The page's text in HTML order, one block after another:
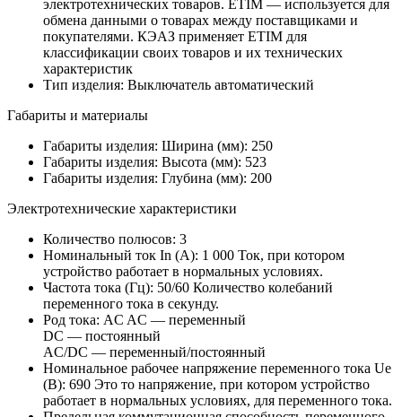
электротехнических товаров. ETIM — используется для
обмена данными о товарах между поставщиками и
покупателями. КЭАЗ применяет ETIM для
классификации своих товаров и их технических
характеристик
Тип изделия: Выключатель автоматический
Габариты и материалы
Габариты изделия: Ширина (мм): 250
Габариты изделия: Высота (мм): 523
Габариты изделия: Глубина (мм): 200
Электротехнические характеристики
Количество полюсов: 3
Номинальный ток In (А): 1 000 Ток, при котором
устройство работает в нормальных условиях.
Частота тока (Гц): 50/60 Количество колебаний
переменного тока в секунду.
Род тока: AC AC — переменный
DC — постоянный
AC/DC — переменный/постоянный
Номинальное рабочее напряжение переменного тока Ue
(В): 690 Это то напряжение, при котором устройство
работает в нормальных условиях, для переменного тока.